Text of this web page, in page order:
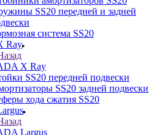
SS20 передней и задней
система SS20
Ray
X Ray
SS20 передней подвески
SS20 задней подвески
хода сжатия SS20
Largus